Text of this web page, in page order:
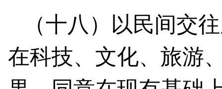
（十八）以民间交
在科技、文化、旅游